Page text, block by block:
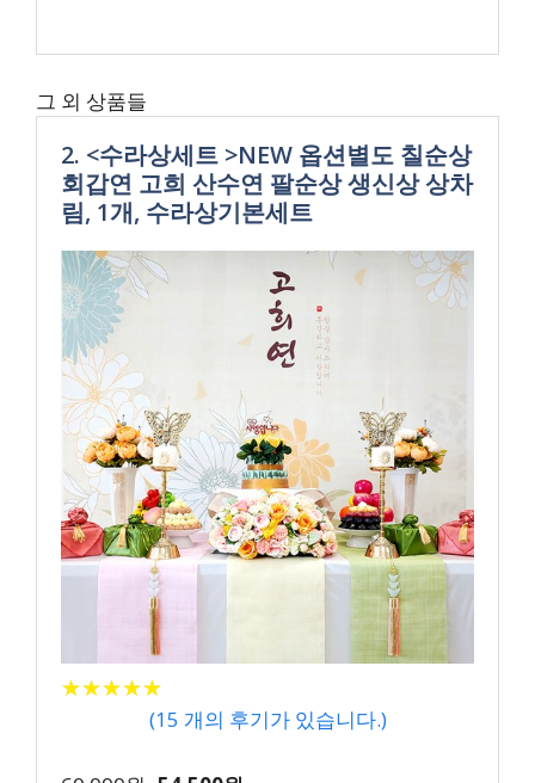
그 외 상품들
2. <수라상세트 >NEW 옵션별도 칠순상
회갑연 고희 산수연 팔순상 생신상 상차
림, 1개, 수라상기본세트
★★★★★
★★★★★
(15 개의 후기가 있습니다.)